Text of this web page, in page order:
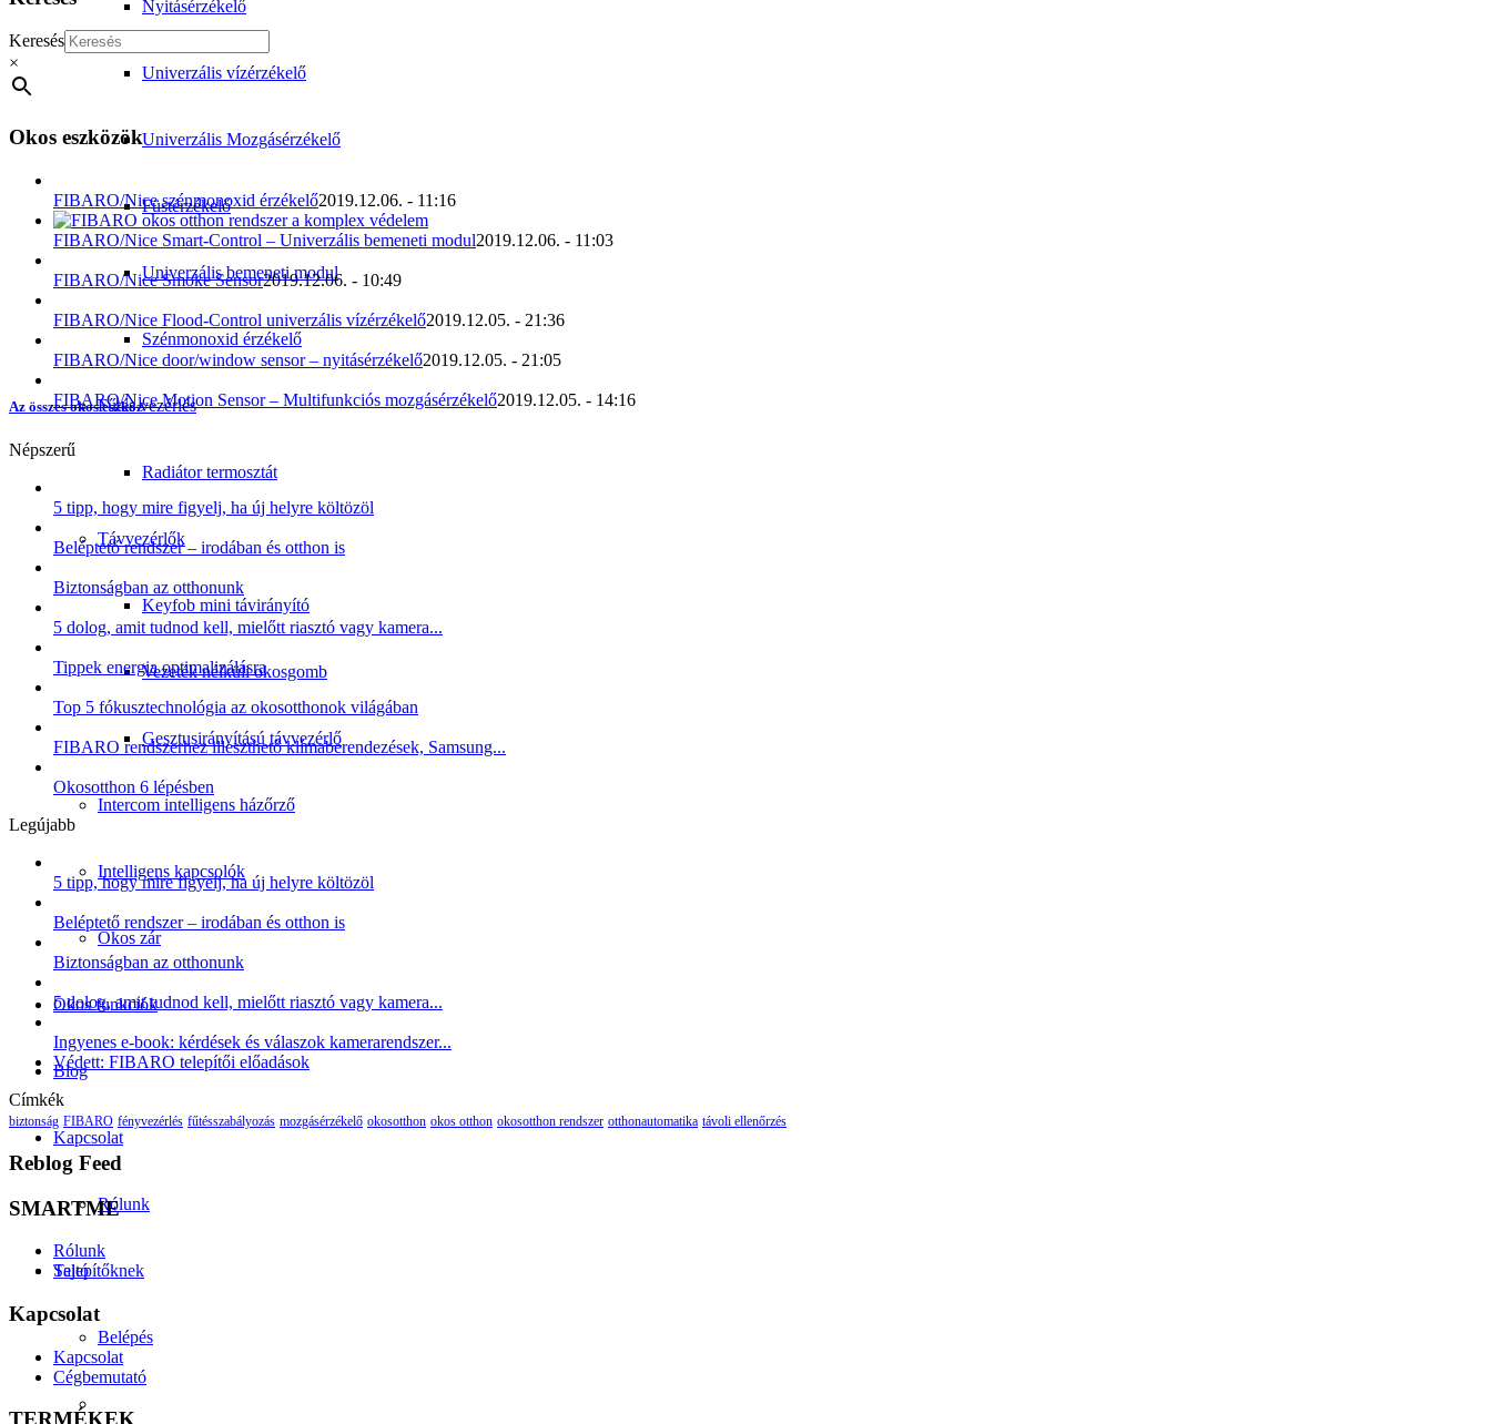
Nyitásérzékelő
Univerzális vízérzékelő
Univerzális Mozgásérzékelő
Füstérzékelő
Univerzális bemeneti modul
Szénmonoxid érzékelő
Fűtés vezérlés
Radiátor termosztát
Távvezérlők
Keyfob mini távirányító
Vezeték nélküli okosgomb
Gesztusirányítású távvezérlő
Intercom intelligens házőrző
Intelligens kapcsolók
Okos zár
Okos funkciók
Blog
Kapcsolat
Rólunk
Telepítőknek
Belépés
Keresés
×
Okos eszközök
FIBARO/Nice szénmonoxid érzékelő2019.12.06. - 11:16
FIBARO/Nice Smart-Control – Univerzális bemeneti modul2019.12.06. - 11:03
FIBARO/Nice Smoke Sensor2019.12.06. - 10:49
FIBARO/Nice Flood-Control univerzális vízérzékelő2019.12.05. - 21:36
FIBARO/Nice door/window sensor – nyitásérzékelő2019.12.05. - 21:05
FIBARO/Nice Motion Sensor – Multifunkciós mozgásérzékelő2019.12.05. - 14:16
Az összes okos eszköz
Népszerű
5 tipp, hogy mire figyelj, ha új helyre költözöl
Beléptető rendszer – irodában és otthon is
Biztonságban az otthonunk
5 dolog, amit tudnod kell, mielőtt riasztó vagy kamera...
Tippek energia optimalizálásra
Top 5 fókusztechnológia az okosotthonok világában
FIBARO rendszerhez illeszthető klímaberendezések, Samsung...
Okosotthon 6 lépésben
Legújabb
5 tipp, hogy mire figyelj, ha új helyre költözöl
Beléptető rendszer – irodában és otthon is
Biztonságban az otthonunk
5 dolog, amit tudnod kell, mielőtt riasztó vagy kamera...
Ingyenes e-book: kérdések és válaszok kamerarendszer...
Védett: FIBARO telepítői előadások
Címkék
biztonság FIBARO fényvezérlés fűtésszabályozás mozgásérzékelő okosotthon okos otthon okosotthon rendszer otthonautomatika távoli ellenőrzés
Reblog Feed
SMARTME
Rólunk
Sajtó
Kapcsolat
Kapcsolat
Cégbemutató